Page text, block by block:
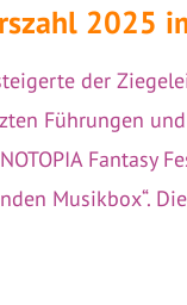
2025
der
Führungen
Fantasy
Musikbox“.